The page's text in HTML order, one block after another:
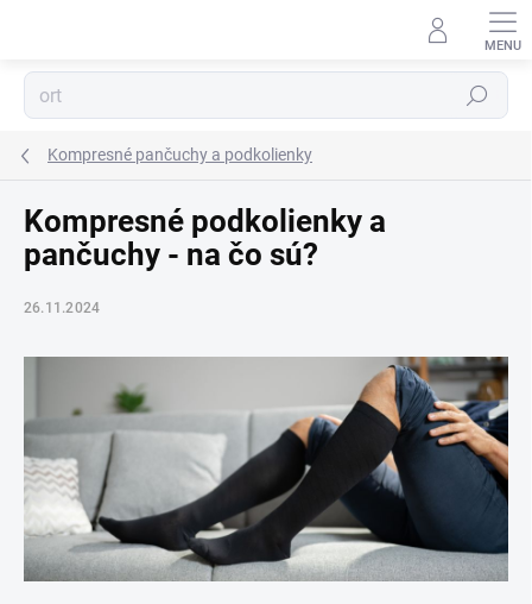
Hľadať
Kompresné pančuchy a podkolienky
Kompresné podkolienky a
pančuchy - na čo sú?
26.11.2024